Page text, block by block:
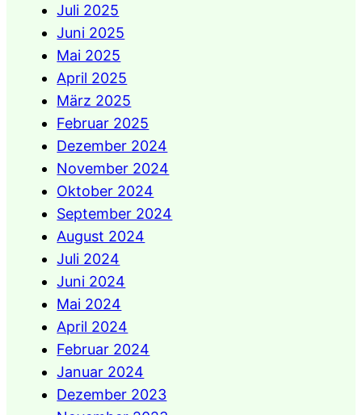
Juli 2025
Juni 2025
Mai 2025
April 2025
März 2025
Februar 2025
Dezember 2024
November 2024
Oktober 2024
September 2024
August 2024
Juli 2024
Juni 2024
Mai 2024
April 2024
Februar 2024
Januar 2024
Dezember 2023